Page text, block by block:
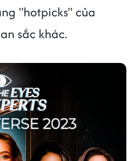
"hotpicks" của
sắc khác.